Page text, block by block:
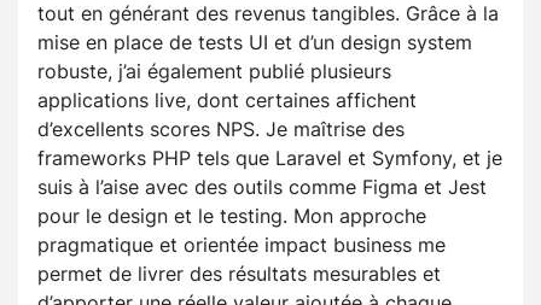
tout en générant des revenus tangibles. Grâce à la
mise en place de tests UI et d’un design system
robuste, j’ai également publié plusieurs
applications live, dont certaines affichent
d’excellents scores NPS. Je maîtrise des
frameworks PHP tels que Laravel et Symfony, et je
suis à l’aise avec des outils comme Figma et Jest
pour le design et le testing. Mon approche
pragmatique et orientée impact business me
permet de livrer des résultats mesurables et